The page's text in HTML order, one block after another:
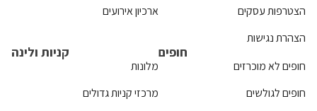
הצטרפות עסקים
הצהרת נגישות
ארכיון אירועים
חופים
חופים לא מוכרזים
חופים לגולשים
קניות ולינה
מלונות
מרכזי קניות גדולים